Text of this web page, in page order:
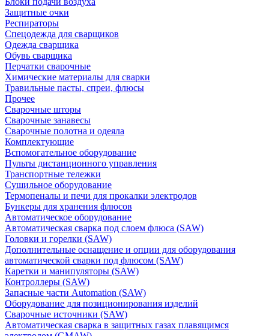
Защитные очки
Респираторы
Спецодежда для сварщиков
Одежда сварщика
Обувь сварщика
Перчатки сварочные
Химические материалы для сварки
Травильные пасты, спреи, флюсы
Прочее
Сварочные шторы
Сварочные занавесы
Сварочные полотна и одеяла
Комплектующие
Вспомогательное оборудование
Пульты дистанционного управления
Транспортные тележки
Сушильное оборудование
Термопеналы и печи для прокалки электродов
Бункеры для хранения флюсов
Автоматическое оборудование
Автоматическая сварка под слоем флюса (SAW)
Головки и горелки (SAW)
Дополнительные оснащение и опции для оборудования
автоматической сварки под флюсом (SAW)
Каретки и манипуляторы (SAW)
Контроллеры (SAW)
Запасные части Automation (SAW)
Оборудование для позиционирования изделий
Сварочные источники (SAW)
Автоматическая сварка в защитных газах плавящимся